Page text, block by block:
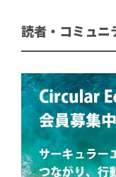
読者・コミュニ